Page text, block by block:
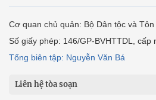
Cơ quan chủ quản: Bộ Dân tộc và Tôn
Số giấy phép: 146/GP-BVHTTDL, cấp
Tổng biên tập: Nguyễn Văn Bá
Liên hệ tòa soạn